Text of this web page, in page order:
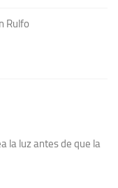
Rulfo
la luz antes de que la